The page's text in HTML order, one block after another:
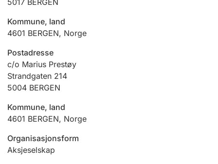
Jeger
Ektepaktrettleiaren
Andre tema
5017 BERGEN
Kommune, land
4601 BERGEN, Norge
Postadresse
c/o Marius Prestøy
Strandgaten 214
5004 BERGEN
Kommune, land
4601 BERGEN, Norge
Organisasjonsform
Aksjeselskap